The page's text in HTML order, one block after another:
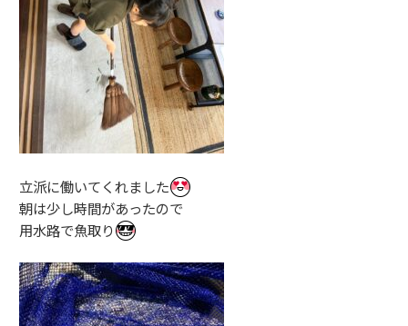
立派に働いてくれました
朝は少し時間があったので
用水路で魚取り